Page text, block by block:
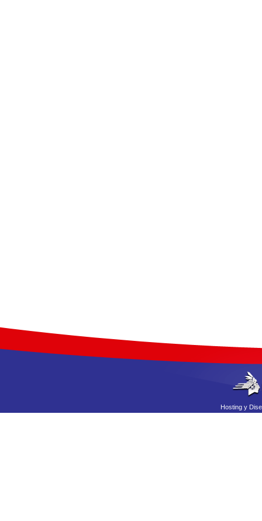
Hostingy